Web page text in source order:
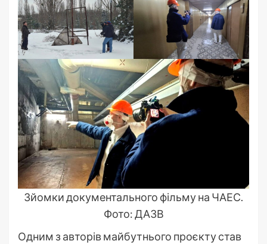
Зйомки документального фільму на ЧАЕС.
Фото: ДАЗВ
Одним з авторів майбутнього проєкту став